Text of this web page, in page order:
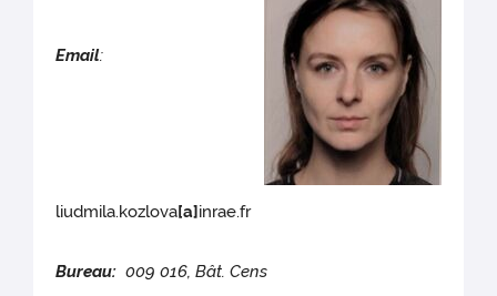
Email:
liudmila.kozlova[a]inrae.fr
Bureau: 009 016, Bât. Cens